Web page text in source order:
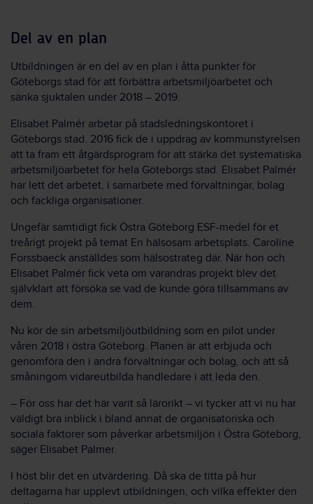
Del av en plan
Utbildningen är en del av en plan i åtta punkter för
Göteborgs stad för att förbättra arbetsmiljöarbetet och
sänka sjuktalen under 2018 – 2019.
Elisabet Palmér arbetar på stadsledningskontoret i
Göteborgs stad. 2016 fick de i uppdrag av kommunstyrelsen
att ta fram ett åtgärdsprogram för att stärka det systematiska
arbetsmiljöarbetet för hela Göteborgs stad. Elisabet Palmér
har lett det arbetet, i samarbete med förvaltningar, bolag
och fackliga organisationer.
Ungefär samtidigt fick Östra Göteborg ESF-medel för et
treårigt projekt på temat En hälsosam arbetsplats. Caroline
Forssbaeck anställdes som hälsostrateg där. När hon och
Elisabet Palmér fick veta om varandras projekt blev det
självklart att försöka se vad de kunde göra tillsammans av
dem.
Nu kör de sin arbetsmiljöutbildning som en pilot under
våren 2018 i östra Göteborg. Planen är att erbjuda och
genomföra den i andra förvaltningar och bolag, och att så
småningom vidareutbilda handledare i att leda den.
– För oss har det här varit så lärorikt – vi tycker att vi nu har
väldigt bra inblick i bland annat de organisatoriska och
sociala faktorer som påverkar arbetsmiljön i Östra Göteborg,
säger Elisabet Palmer.
I höst blir det en utvärdering. Då ska de titta på hur
deltagarna har upplevt utbildningen, och vilka effekter den